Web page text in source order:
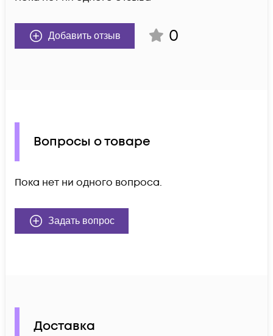
Добавить отзыв 0
Вопросы о товаре
Пока нет ни одного вопроса.
Задать вопрос
Доставка